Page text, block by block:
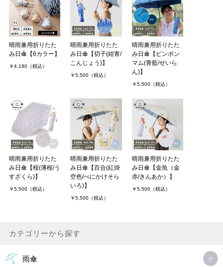
晴雨兼用折りたた
み日傘【6カラー】
￥4,180（税込）
晴雨兼用折りたた
み日傘【切子(紺青/
こんじょう)】
￥5,500（税込）
晴雨兼用折りたた
み日傘【ピンポン
マム(青藍/せいら
ん)】
￥5,500（税込）
晴雨兼用折りたた
み日傘【桜(薄桜/う
すざくら)】
￥5,500（税込）
晴雨兼用折りたた
み日傘【百合(紅掛
空色/べにかけそら
いろ)】
￥5,500（税込）
晴雨兼用折りたた
み日傘【金魚（金
赤/きんあか）】
￥5,500（税込）
カテゴリーから探す
雨傘